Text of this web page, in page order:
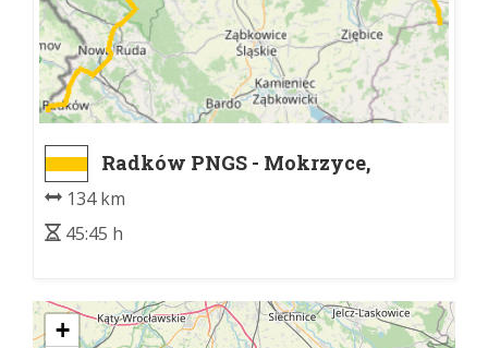
Radków PNGS - Mokrzyce,
134 km
45:45 h
+